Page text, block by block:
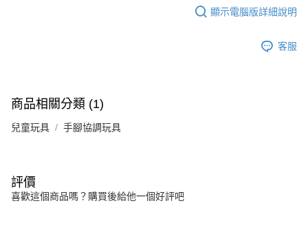
顯示電腦版詳細說明
客服
商品相關分類 (1)
兒童玩具 手腳協調玩具
評價
喜歡這個商品嗎？購買後給他一個好評吧